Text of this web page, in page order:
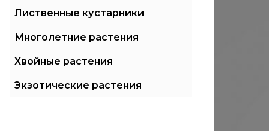
Лиственные кустарники
Многолетние растения
Хвойные растения
Экзотические растения